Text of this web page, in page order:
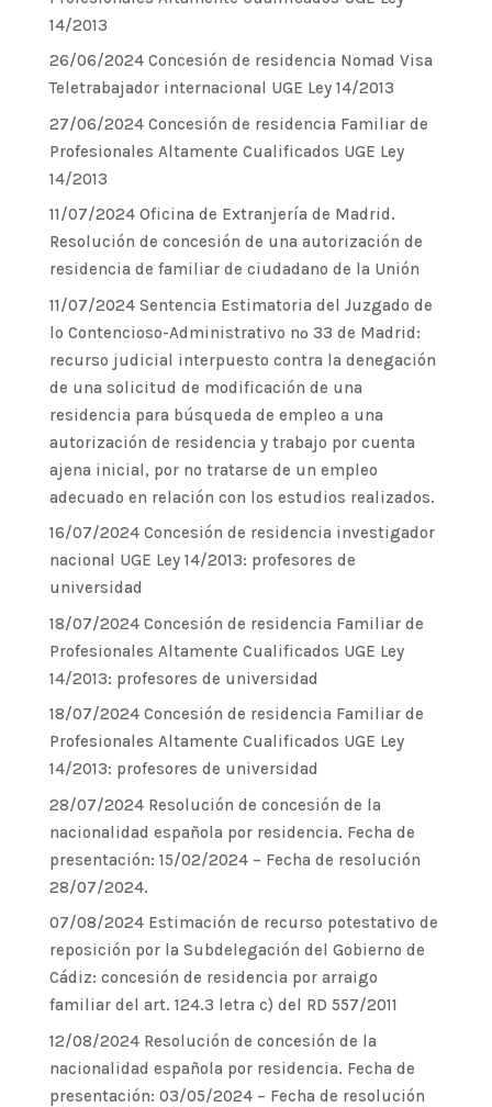
14/2013
26/06/2024 Concesión de residencia Nomad Visa
Teletrabajador internacional UGE Ley 14/2013
27/06/2024 Concesión de residencia Familiar de
Profesionales Altamente Cualificados UGE Ley
14/2013
11/07/2024 Oficina de Extranjería de Madrid.
Resolución de concesión de una autorización de
residencia de familiar de ciudadano de la Unión
11/07/2024 Sentencia Estimatoria del Juzgado de
lo Contencioso-Administrativo nº 33 de Madrid:
recurso judicial interpuesto contra la denegación
de una solicitud de modificación de una
residencia para búsqueda de empleo a una
autorización de residencia y trabajo por cuenta
ajena inicial, por no tratarse de un empleo
adecuado en relación con los estudios realizados.
16/07/2024 Concesión de residencia investigador
nacional UGE Ley 14/2013: profesores de
universidad
18/07/2024 Concesión de residencia Familiar de
Profesionales Altamente Cualificados UGE Ley
14/2013: profesores de universidad
18/07/2024 Concesión de residencia Familiar de
Profesionales Altamente Cualificados UGE Ley
14/2013: profesores de universidad
28/07/2024 Resolución de concesión de la
nacionalidad española por residencia. Fecha de
presentación: 15/02/2024 – Fecha de resolución
28/07/2024.
07/08/2024 Estimación de recurso potestativo de
reposición por la Subdelegación del Gobierno de
Cádiz: concesión de residencia por arraigo
familiar del art. 124.3 letra c) del RD 557/2011
12/08/2024 Resolución de concesión de la
nacionalidad española por residencia. Fecha de
presentación: 03/05/2024 – Fecha de resolución